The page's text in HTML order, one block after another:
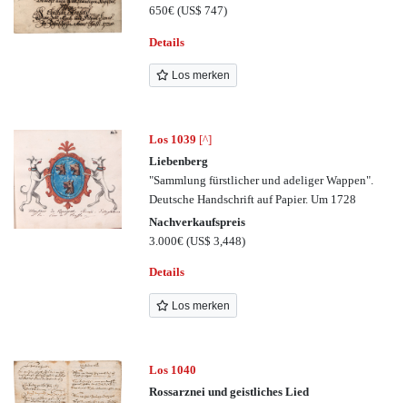
650€(US$ 747)
Details
Los merken
Los 1039 [^]
Liebenberg
"Sammlung fürstlicher und adeliger Wappen".
Deutsche Handschrift auf Papier. Um 1728
Nachverkaufspreis
3.000€(US$ 3,448)
Details
Los merken
Los 1040
Rossarznei und geistliches Lied